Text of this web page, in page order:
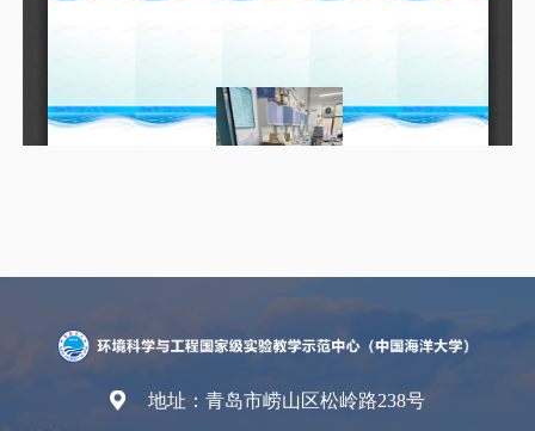
地址：青岛市崂山区松岭路238号